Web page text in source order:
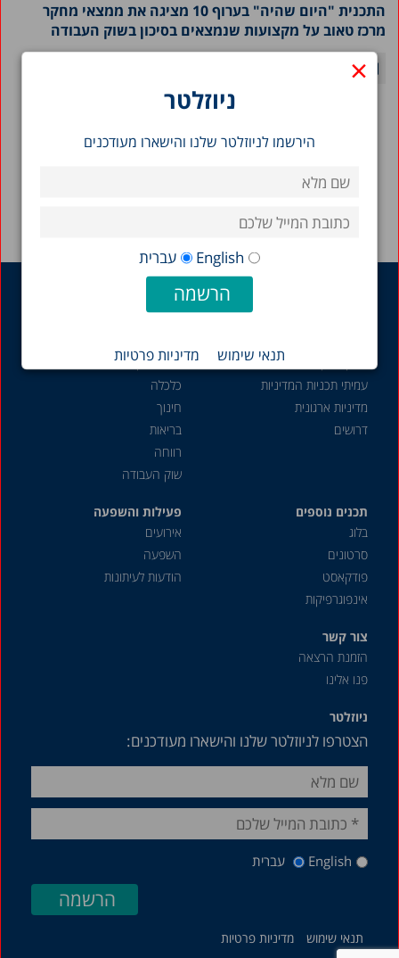
×
ניוזלטר
הירשמו לניוזלטר שלנו והישארו מעודכנים
English עברית
תנאי שימוש מדיניות פרטיות
התכנית "היום שהיה" בערוף 10 מציגה את ממצאי מחקר
מרכז טאוב על מקצועות שנמצאים בסיכון בשוק העבודה
חזרה לסרטונים >
דירקטוריון ואסיפה כללית
עמיתי תכניות המדיניות
מדיניות ארגונית
דרושים
מחקר
דוח מצב המדינה
כל המחקרים
כלכלה
חינוך
בריאות
רווחה
שוק העבודה
תכנים נוספים
בלוג
סרטונים
פודקאסט
אינפוגרפיקות
פעילות והשפעה
אירועים
השפעה
הודעות לעיתונות
צור קשר
הזמנת הרצאה
פנו אלינו
ניוזלטר
הצטרפו לניוזלטר שלנו והישארו מעודכנים:
English עברית
תנאי שימוש מדיניות פרטיות